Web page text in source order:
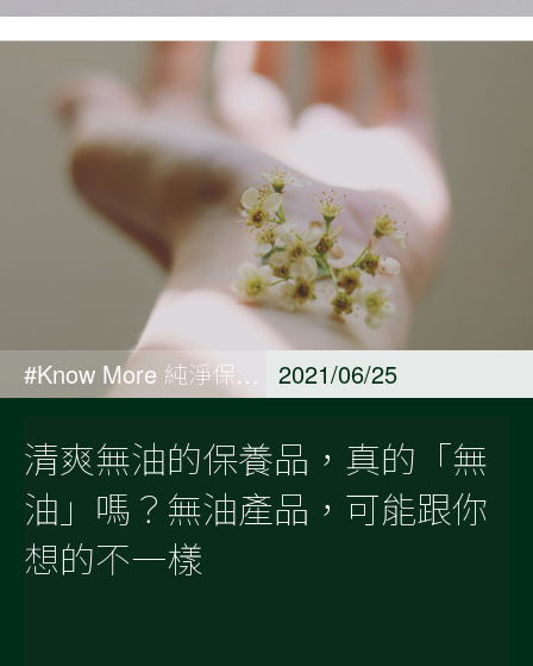
#Know More 純淨保養觀點 2021/06/25
清爽無油的保養品，真的「無
油」嗎？無油產品，可能跟你
想的不一樣